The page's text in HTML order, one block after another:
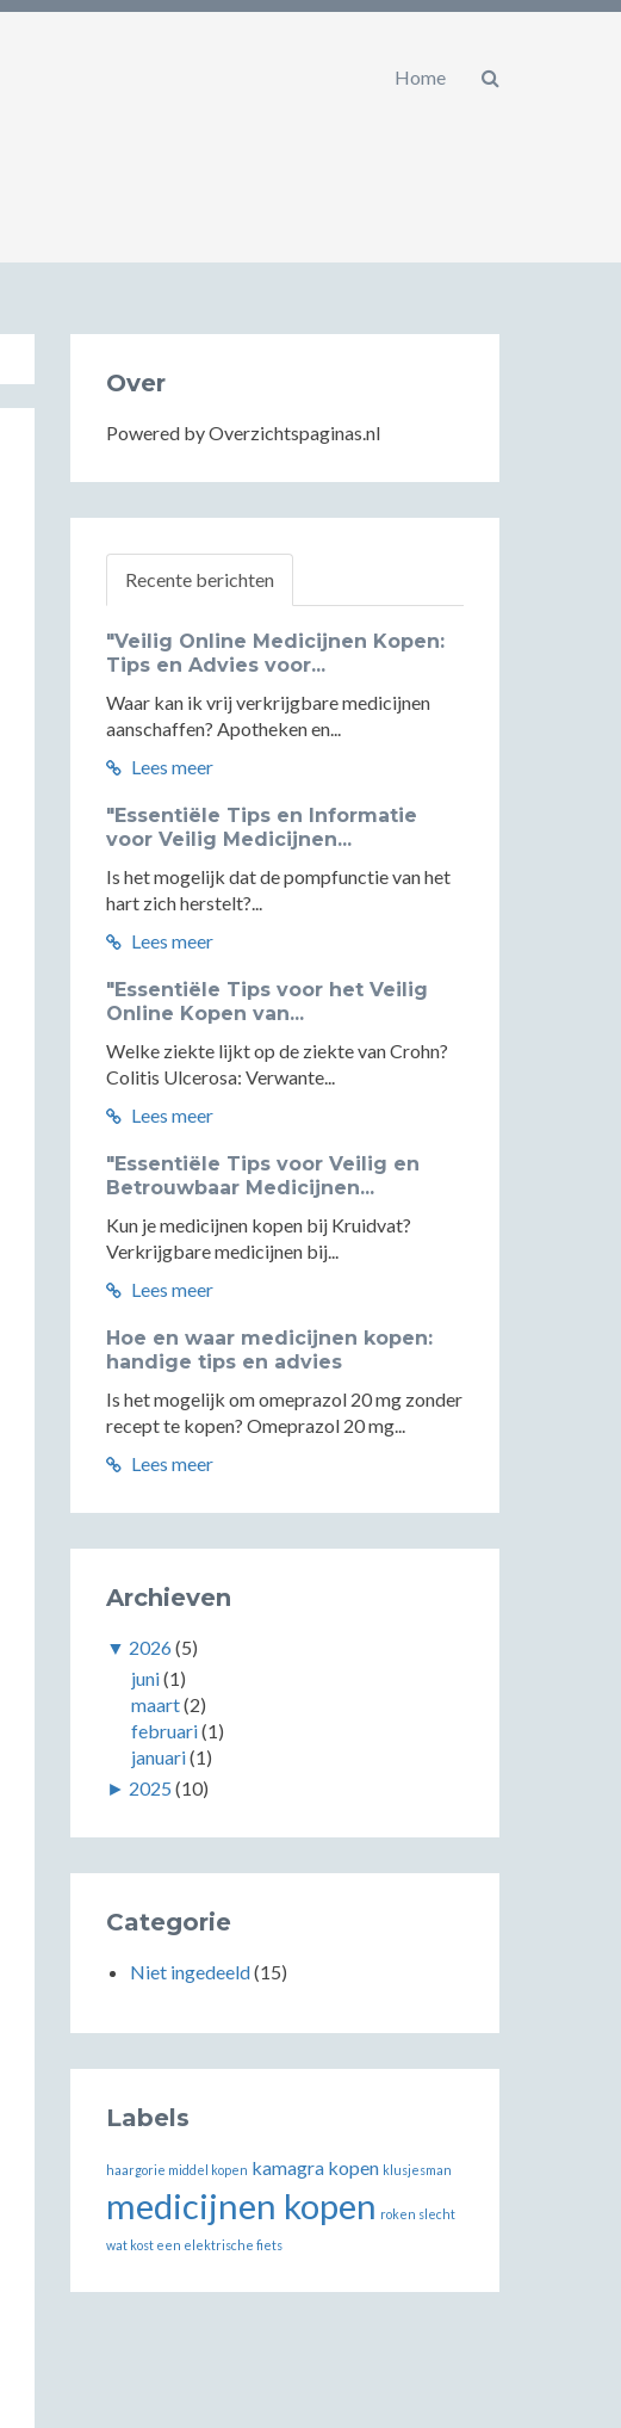
Home
Over
Powered by Overzichtspaginas.nl
Recente berichten
"Veilig Online Medicijnen Kopen:
Tips en Advies voor...
Waar kan ik vrij verkrijgbare medicijnen
aanschaffen? Apotheken en...
Lees meer
"Essentiële Tips en Informatie
voor Veilig Medicijnen...
Is het mogelijk dat de pompfunctie van het
hart zich herstelt?...
Lees meer
"Essentiële Tips voor het Veilig
Online Kopen van...
Welke ziekte lijkt op de ziekte van Crohn?
Colitis Ulcerosa: Verwante...
Lees meer
"Essentiële Tips voor Veilig en
Betrouwbaar Medicijnen...
Kun je medicijnen kopen bij Kruidvat?
Verkrijgbare medicijnen bij...
Lees meer
Hoe en waar medicijnen kopen:
handige tips en advies
Is het mogelijk om omeprazol 20 mg zonder
recept te kopen? Omeprazol 20 mg...
Lees meer
Archieven
▼ 2026(5)
juni(1)
maart(2)
februari(1)
januari(1)
► 2025 (10)
Categorie
Niet ingedeeld(15)
Labels
haargorie middel kopen kamagra kopen klusjesman
medicijnen kopen roken slecht
wat kost een elektrische fiets